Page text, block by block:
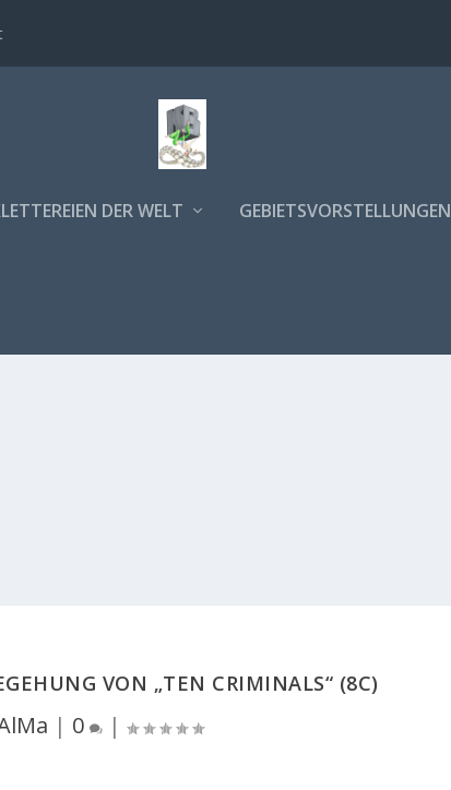
DER WELT GEBIETSVORSTELLUNGEN
VON „TEN CRIMINALS“ (8C)
| 0 |